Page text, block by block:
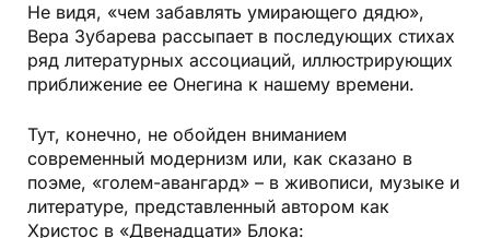
Не видя, «чем забавлять умирающего дядю»,
Вера Зубарева рассыпает в последующих стихах
ряд литературных ассоциаций, иллюстрирующих
приближение ее Онегина к нашему времени.
Тут, конечно, не обойден вниманием
современный модернизм или, как сказано в
поэме, «голем-авангард» – в живописи, музыке и
литературе, представленный автором как
Христос в «Двенадцати» Блока: